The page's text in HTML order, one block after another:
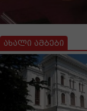
ახალი ამბები